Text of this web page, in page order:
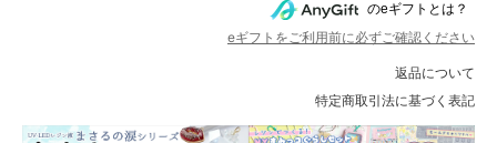
のeギフトとは？
eギフトをご利用前に必ずご確認ください
返品について
特定商取引法に基づく表記